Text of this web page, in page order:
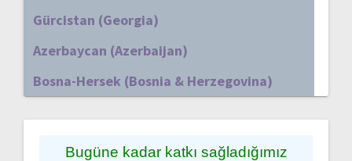
Gürcistan (Georgia)
Azerbaycan (Azerbaijan)
Bosna-Hersek (Bosnia & Herzegovina)
Bugüne kadar katkı sağladığımız